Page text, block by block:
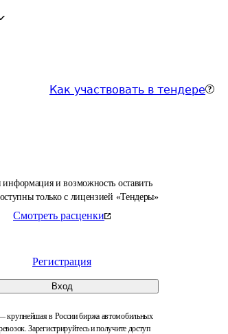
Как участвовать в тендере
информация и возможность оставить
только с лицензией «Тендеры»
Смотреть расценки
Регистрация
Вход
крупнейшая в России биржа автомобильных
Зарегистрируйтесь и получите доступ